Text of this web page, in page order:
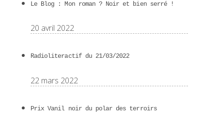
Le Blog : Mon roman ? Noir et bien serré !
20 avril 2022
Radioliteractif du 21/03/2022
22 mars 2022
Prix Vanil noir du polar des terroirs